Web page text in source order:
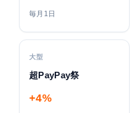
毎月1日
大型
超PayPay祭
+4%